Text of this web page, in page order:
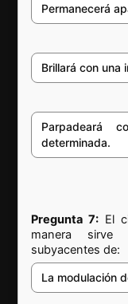
Permanecerá
Brillará con una
Parpadeará
determinada.
Pregunta 7: El
manera sirve
subyacentes de:
La modulación